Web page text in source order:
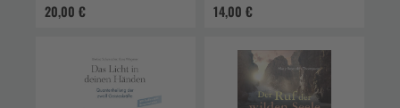
20,00 € 14,00 €